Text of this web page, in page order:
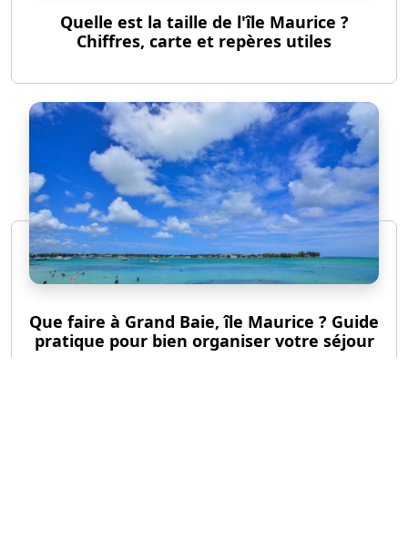
Quelle est la taille de l'île Maurice ?
Chiffres, carte et repères utiles
Que faire à Grand Baie, île Maurice ? Guide
pratique pour bien organiser votre séjour